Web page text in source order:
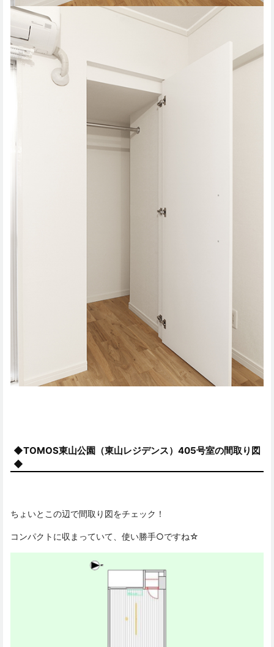
◆TOMOS東山公園（東山レジデンス）405号室の間取り図
◆
ちょいとこの辺で間取り図をチェック！
コンパクトに収まっていて、使い勝手○ですね☆